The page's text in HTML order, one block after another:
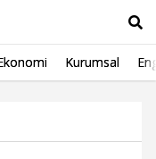
Kurumsal